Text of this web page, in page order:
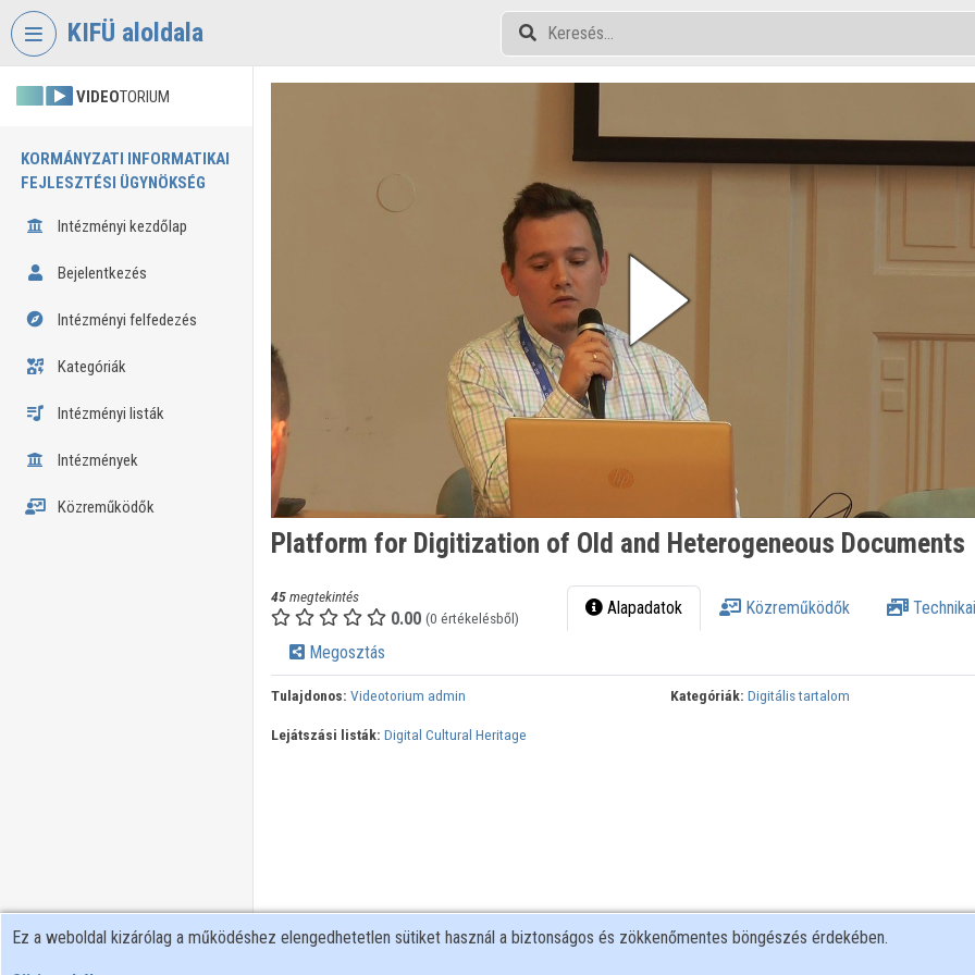
Fejléc kihagyása
KIFÜ aloldala
VIDEOTORIUM
KORMÁNYZATI INFORMATIKAI
FEJLESZTÉSI ÜGYNÖKSÉG
Intézményi kezdőlap
Bejelentkezés
Intézményi felfedezés
Kategóriák
Intézményi listák
Intézmények
Közreműködők
Platform for Digitization of Old and Heterogeneous Documents
45megtekintés
0.00 (0 értékelésből) Alapadatok Közreműködők
Megosztás
Tulajdonos: Videotorium admin Kategóriák: Digitális tartalom
Lejátszási listák: Digital Cultural Heritage
Ez a weboldal kizárólag a működéshez elengedhetetlen sütiket használ a biztonságos és zökkenőmentes böngészés érdekében.